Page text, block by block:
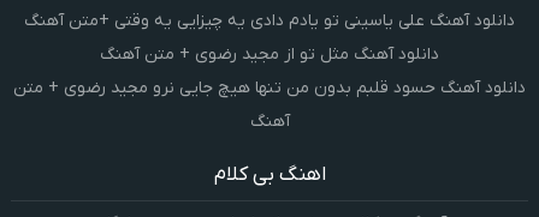
دانلود آهنگ علی یاسینی تو یادم دادی یه چیزایی یه وقتی +متن آهنگ
دانلود آهنگ مثل تو از مجید رضوی + متن آهنگ
دانلود آهنگ حسود قلبم بدون من تنها هیچ جایی نرو مجید رضوی + متن
آهنگ
اهنگ بی کلام